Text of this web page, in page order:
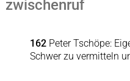
zwischenruf
162 Peter Tschöpe:
Schwer zu vermitteln